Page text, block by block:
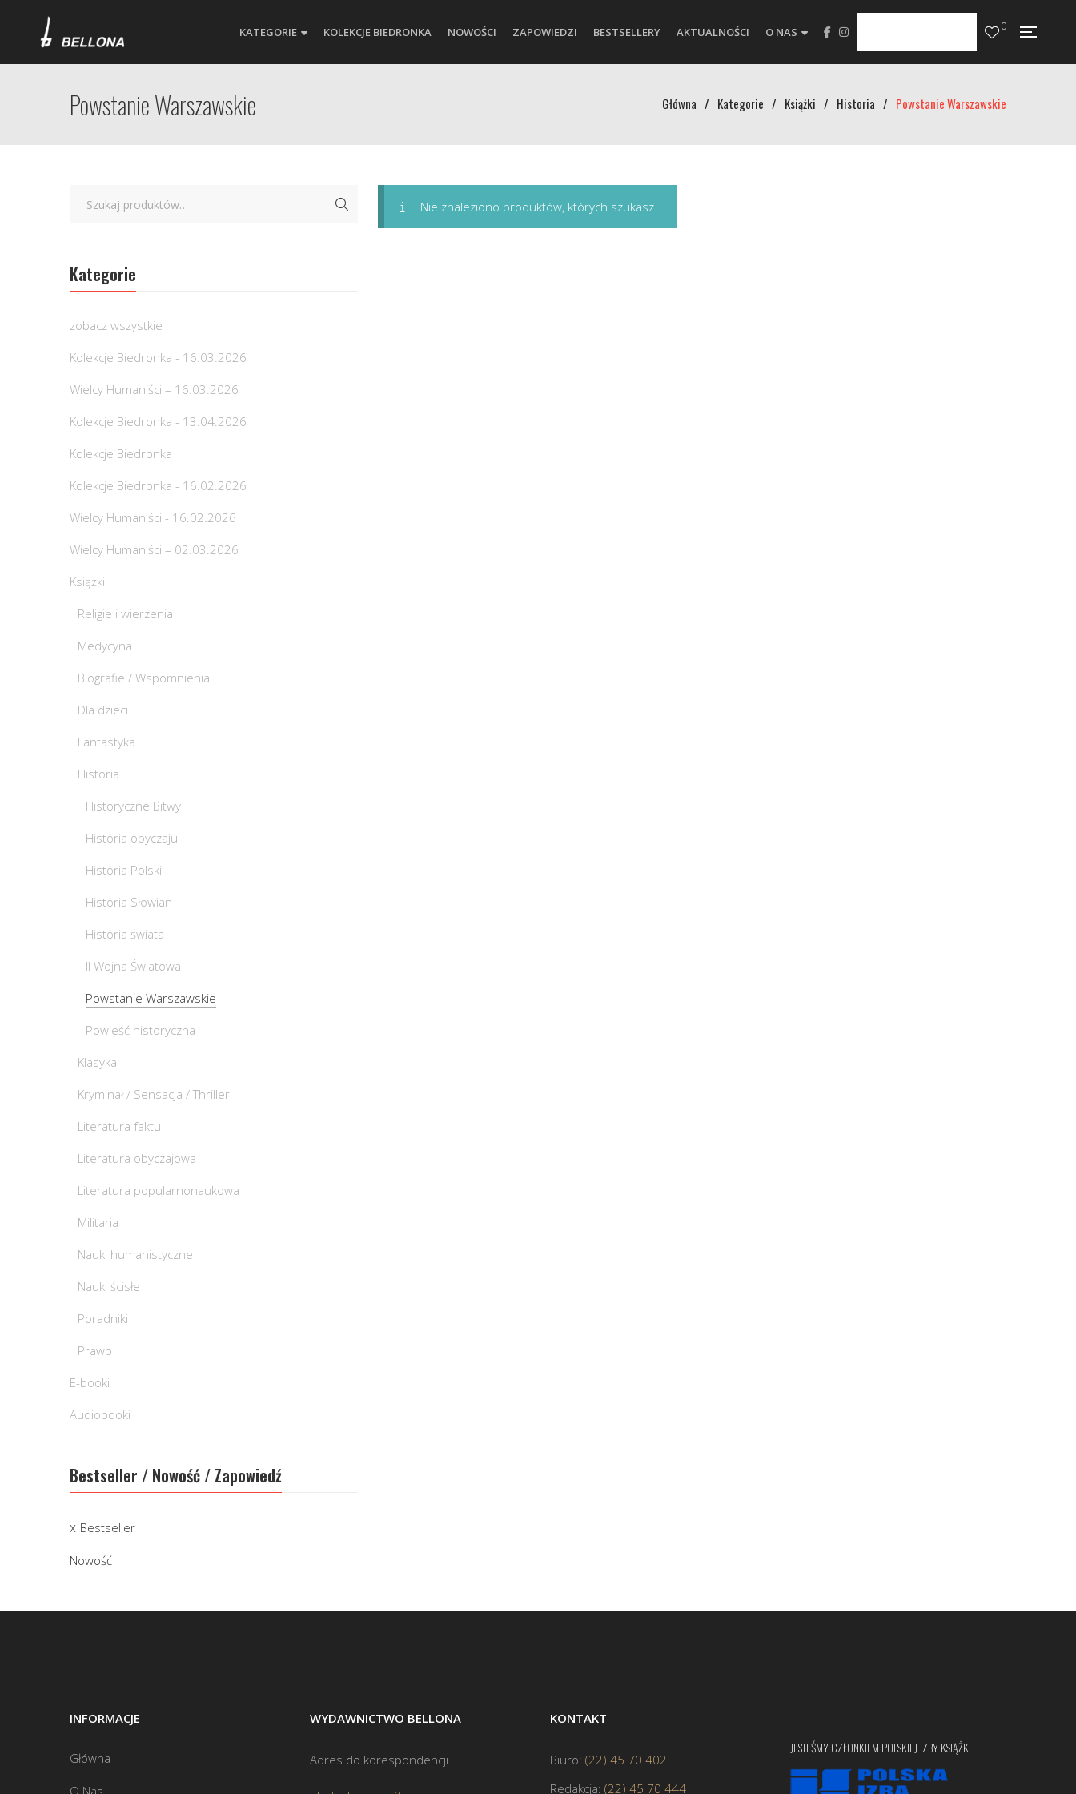
KATEGORIE KOLEKCJE BIEDRONKA NOWOŚCI ZAPOWIEDZI BESTSELLERY AKTUALNOŚCI O NAS 0
Powstanie Warszawskie Główna / Kategorie / Książki / Historia / Powstanie Warszawskie
Nie znaleziono produktów, których szukasz.
Kategorie
zobacz wszystkie
Kolekcje Biedronka - 16.03.2026
Wielcy Humaniści – 16.03.2026
Kolekcje Biedronka - 13.04.2026
Kolekcje Biedronka
Kolekcje Biedronka - 16.02.2026
Wielcy Humaniści - 16.02.2026
Wielcy Humaniści – 02.03.2026
Książki
Religie i wierzenia
Medycyna
Biografie / Wspomnienia
Dla dzieci
Fantastyka
Historia
Historyczne Bitwy
Historia obyczaju
Historia Polski
Historia Słowian
Historia świata
II Wojna Światowa
Powstanie Warszawskie
Powieść historyczna
Klasyka
Kryminał / Sensacja / Thriller
Literatura faktu
Literatura obyczajowa
Literatura popularnonaukowa
Militaria
Nauki humanistyczne
Nauki ścisłe
Poradniki
Prawo
E-booki
Audiobooki
Bestseller / Nowość / Zapowiedź
Bestseller
Nowość
INFORMACJE
Główna
O Nas
WYDAWNICTWO BELLONA
Adres do korespondencji
KONTAKT
Biuro: (22) 45 70 402
Redakcja: (22) 45 70 444
JESTEŚMY CZŁONKIEM POLSKIEJ IZBY KSIĄŻKI